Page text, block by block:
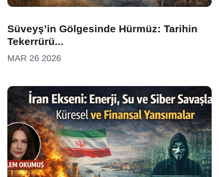
Süveyş’in Gölgesinde Hürmüz: Tarihin
Tekerrürü...
MAR 26 2026